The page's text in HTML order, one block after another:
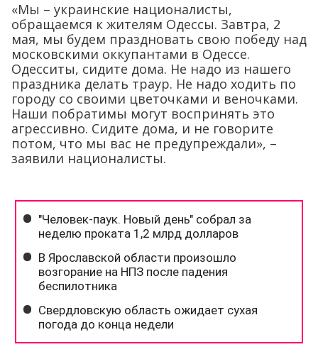
«Мы – украинские националисты,
обращаемся к жителям Одессы. Завтра, 2
мая, мы будем праздновать свою победу над
московскими оккупантами в Одессе.
Одесситы, сидите дома. Не надо из нашего
праздника делать траур. Не надо ходить по
городу со своими цветочками и веночками.
Наши побратимы могут воспринять это
агрессивно. Сидите дома, и не говорите
потом, что мы вас не предупреждали», –
заявили националисты.